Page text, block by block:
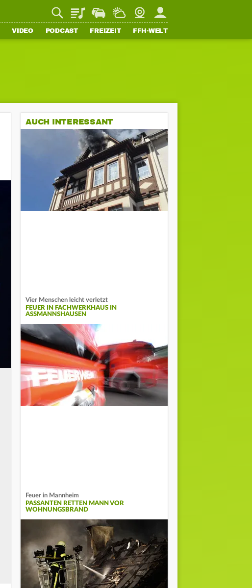
PlaylistStaupilotWetterWebcamMein FFH
VIDEO PODCAST FREIZEIT FFH-WELT
AUCH INTERESSANT
Vier Menschen leicht verletzt
FEUER IN FACHWERKHAUS IN
ASSMANNSHAUSEN
Feuer in Mannheim
PASSANTEN RETTEN MANN VOR
WOHNUNGSBRAND